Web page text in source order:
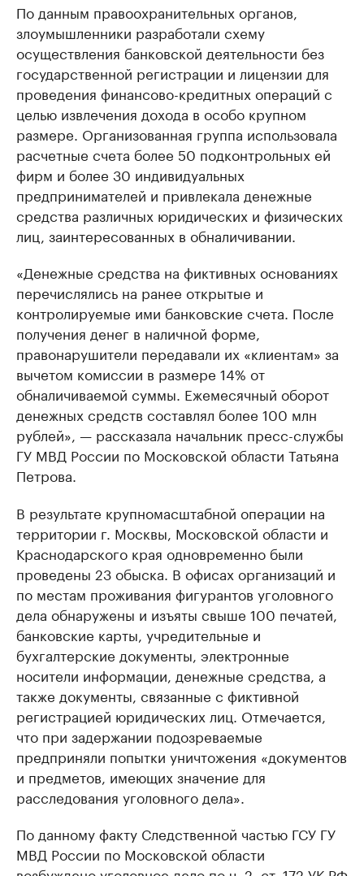
По данным правоохранительных органов,
злоумышленники разработали схему
осуществления банковской деятельности без
государственной регистрации и лицензии для
проведения финансово-кредитных операций с
целью извлечения дохода в особо крупном
размере. Организованная группа использовала
расчетные счета более 50 подконтрольных ей
фирм и более 30 индивидуальных
предпринимателей и привлекала денежные
средства различных юридических и физических
лиц, заинтересованных в обналичивании.
«Денежные средства на фиктивных основаниях
перечислялись на ранее открытые и
контролируемые ими банковские счета. После
получения денег в наличной форме,
правонарушители передавали их «клиентам» за
вычетом комиссии в размере 14% от
обналичиваемой суммы. Ежемесячный оборот
денежных средств составлял более 100 млн
рублей», — рассказала начальник пресс-службы
ГУ МВД России по Московской области Татьяна
Петрова.
В результате крупномасштабной операции на
территории г. Москвы, Московской области и
Краснодарского края одновременно были
проведены 23 обыска. В офисах организаций и
по местам проживания фигурантов уголовного
дела обнаружены и изъяты свыше 100 печатей,
банковские карты, учредительные и
бухгалтерские документы, электронные
носители информации, денежные средства, а
также документы, связанные с фиктивной
регистрацией юридических лиц. Отмечается,
что при задержании подозреваемые
предприняли попытки уничтожения «документов
и предметов, имеющих значение для
расследования уголовного дела».
По данному факту Следственной частью ГСУ ГУ
МВД России по Московской области